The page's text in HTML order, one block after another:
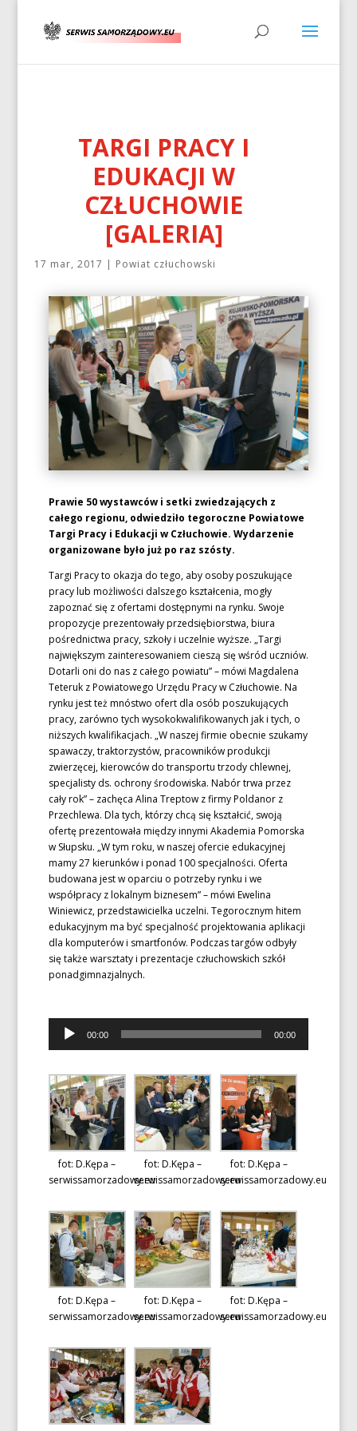
TARGI PRACY I
EDUKACJI W
CZŁUCHOWIE
[GALERIA]
17 mar, 2017 | Powiat człuchowski
Prawie 50 wystawców i setki zwiedzających z
całego regionu, odwiedziło tegoroczne Powiatowe
Targi Pracy i Edukacji w Człuchowie. Wydarzenie
organizowane było już po raz szósty.
Targi Pracy to okazja do tego, aby osoby poszukujące
pracy lub możliwości dalszego kształcenia, mogły
zapoznać się z ofertami dostępnymi na rynku. Swoje
propozycje prezentowały przedsiębiorstwa, biura
pośrednictwa pracy, szkoły i uczelnie wyższe. „Targi
największym zainteresowaniem cieszą się wśród uczniów.
Dotarli oni do nas z całego powiatu” – mówi Magdalena
Teteruk z Powiatowego Urzędu Pracy w Człuchowie. Na
rynku jest też mnóstwo ofert dla osób poszukujących
pracy, zarówno tych wysokokwalifikowanych jak i tych, o
niższych kwalifikacjach. „W naszej firmie obecnie szukamy
spawaczy, traktorzystów, pracowników produkcji
zwierzęcej, kierowców do transportu trzody chlewnej,
specjalisty ds. ochrony środowiska. Nabór trwa przez
cały rok” – zachęca Alina Treptow z firmy Poldanor z
Przechlewa. Dla tych, którzy chcą się kształcić, swoją
ofertę prezentowała między innymi Akademia Pomorska
w Słupsku. „W tym roku, w naszej ofercie edukacyjnej
mamy 27 kierunków i ponad 100 specjalności. Oferta
budowana jest w oparciu o potrzeby rynku i we
współpracy z lokalnym biznesem” – mówi Ewelina
Winiewicz, przedstawicielka uczelni. Tegorocznym hitem
edukacyjnym ma być specjalność projektowania aplikacji
dla komputerów i smartfonów. Podczas targów odbyły
się także warsztaty i prezentacje człuchowskich szkół
ponadgimnazjalnych.
Odtwarzacz
plików
00:00 00:00
fot: D.Kępa –
serwissamorzadowy.eu
fot: D.Kępa –
serwissamorzadowy.eu
fot: D.Kępa –
serwissamorzadowy.eu
fot: D.Kępa –
serwissamorzadowy.eu
fot: D.Kępa –
serwissamorzadowy.eu
fot: D.Kępa –
serwissamorzadowy.eu